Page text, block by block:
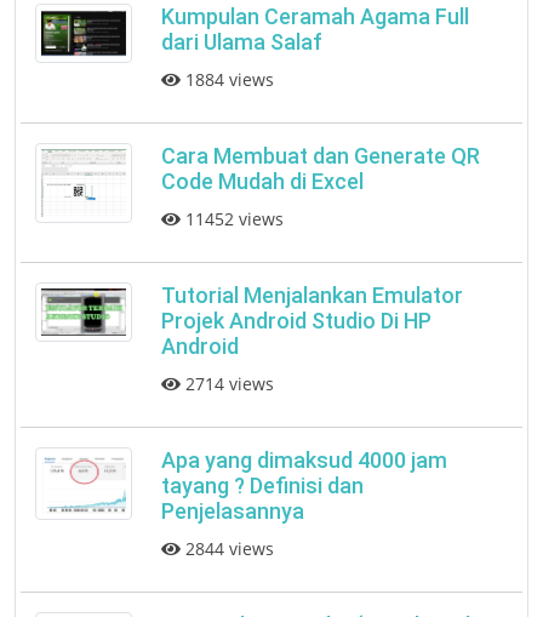
Kumpulan Ceramah Agama Full
dari Ulama Salaf
1884 views
Cara Membuat dan Generate QR
Code Mudah di Excel
11452 views
Tutorial Menjalankan Emulator
Projek Android Studio Di HP
Android
2714 views
Apa yang dimaksud 4000 jam
tayang ? Definisi dan
Penjelasannya
2844 views